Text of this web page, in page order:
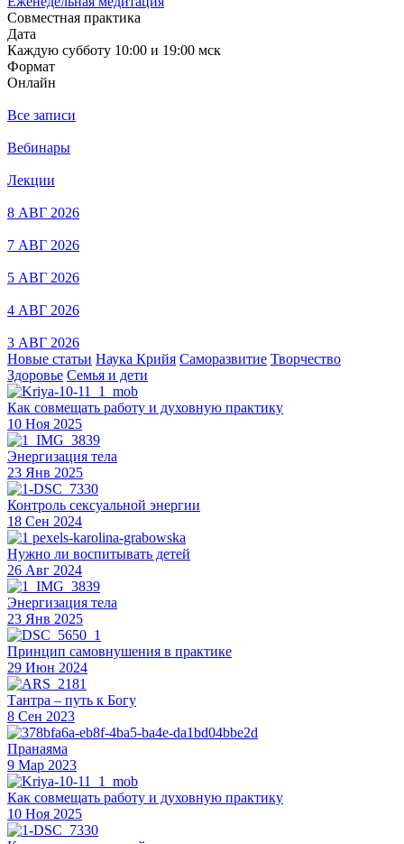
Совместная практика
Дата
Каждую субботу 10:00 и 19:00 мск
Формат
Онлайн
Все записи
Вебинары
Лекции
8 АВГ 2026
7 АВГ 2026
5 АВГ 2026
4 АВГ 2026
3 АВГ 2026
Новые статьи Наука Крийя Саморазвитие Творчество
Здоровье Семья и дети
Как совмещать работу и духовную практику
10 Ноя 2025
Энергизация тела
23 Янв 2025
Контроль сексуальной энергии
18 Сен 2024
Нужно ли воспитывать детей
26 Авг 2024
Энергизация тела
23 Янв 2025
Принцип самовнушения в практике
29 Июн 2024
Тантра – путь к Богу
8 Сен 2023
Пранаяма
9 Мар 2023
Как совмещать работу и духовную практику
10 Ноя 2025